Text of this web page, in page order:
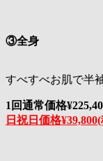
③全身
すべすべお肌で半
1回通常価格
日祝日価格